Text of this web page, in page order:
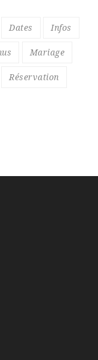
Dates Infos
Mariage
Réservation